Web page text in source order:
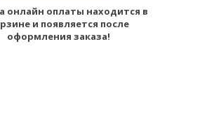
онлайн оплаты находится в
и появляется после
оформления заказа!